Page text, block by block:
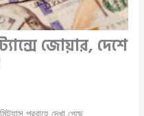
জোয়ার, দেশে
প্রবাহে দেখা গেছে